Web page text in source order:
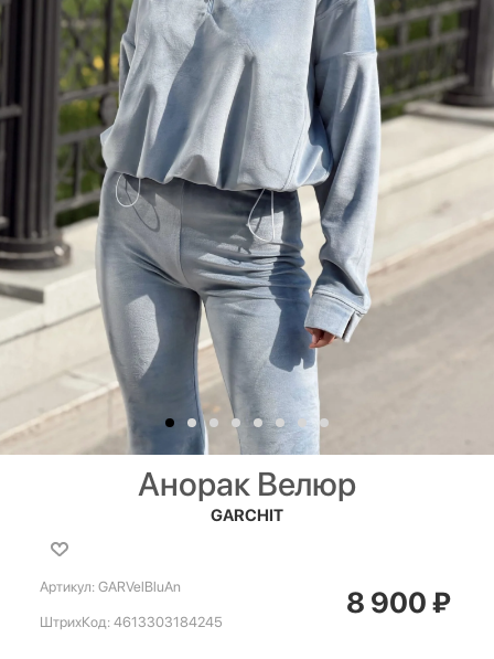
Анорак Велюр
GARCHIT
Артикул: GARVelBluAn
ШтрихКод: 4613303184245
8 900₽